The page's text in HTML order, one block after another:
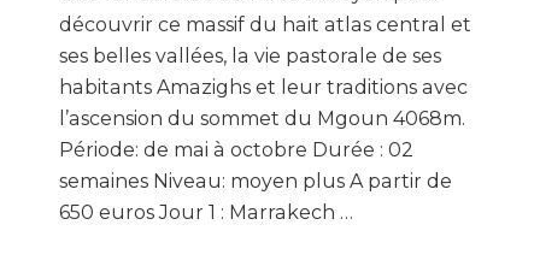
découvrir ce massif du hait atlas central et
ses belles vallées, la vie pastorale de ses
habitants Amazighs et leur traditions avec
l’ascension du sommet du Mgoun 4068m.
Période: de mai à octobre Durée : 02
semaines Niveau: moyen plus A partir de
650 euros Jour 1 : Marrakech …